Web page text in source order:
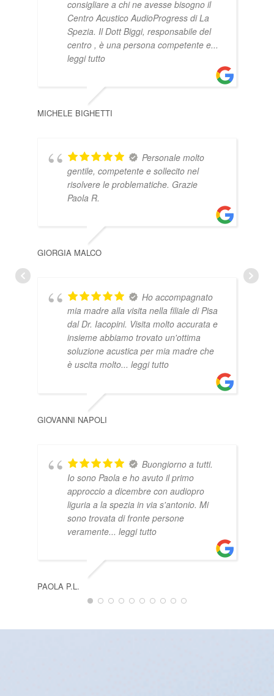
consigliare a chi ne avesse bisogno il
Centro Acustico AudioProgress di La
Spezia. Il Dott Biggi, responsabile del
centro , è una persona competente e...
leggi tutto
MICHELE BIGHETTI
Personale molto
gentile, competente e sollecito nel
risolvere le problematiche. Grazie
Paola R.
GIORGIA MALCO
Ho accompagnato
mia madre alla visita nella filiale di Pisa
dal Dr. Iacopini. Visita molto accurata e
insieme abbiamo trovato un'ottima
soluzione acustica per mia madre che
è uscita molto... leggi tutto
GIOVANNI NAPOLI
Buongiorno a tutti.
Io sono Paola e ho avuto il primo
approccio a dicembre con audiopro
liguria a la spezia in via s'antonio. Mi
sono trovata di fronte persone
veramente... leggi tutto
PAOLA P.L.